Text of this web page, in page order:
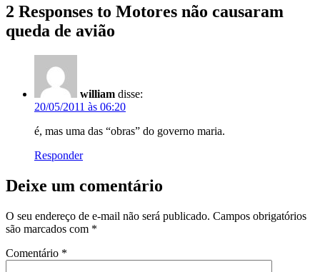
2 Responses to Motores não causaram
queda de avião
william disse:
20/05/2011 às 06:20
é, mas uma das “obras” do governo maria.
Responder
Deixe um comentário
O seu endereço de e-mail não será publicado. Campos obrigatórios
são marcados com *
Comentário *